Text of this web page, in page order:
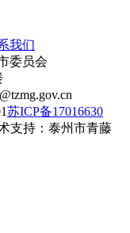
我们
委员会
苏ICP备17016630
支持：泰州市青藤